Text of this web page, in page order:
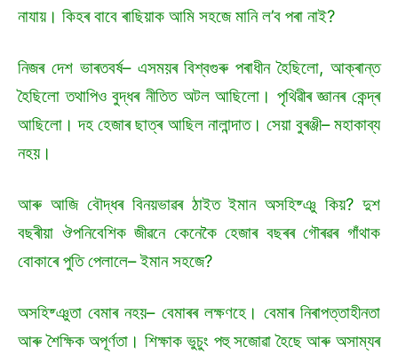
নাযায়। কিহৰ বাবে ৰাছিয়াক আমি সহজে মানি ল’ব পৰা নাই?
নিজৰ দেশ ভাৰতবৰ্ষ– এসময়ৰ বিশ্বগুৰু পৰাধীন হৈছিলো, আক্ৰান্ত
হৈছিলো তথাপিও বুদ্ধৰ নীতিত অটল আছিলো। পৃথিৱীৰ জ্ঞানৰ কেন্দ্ৰ
আছিলো। দহ হেজাৰ ছাত্ৰ আছিল নালান্দাত। সেয়া বুৰঞ্জী– মহাকাব্য
নহয়।
আৰু আজি বৌদ্ধৰ বিনয়ভাৱৰ ঠাইত ইমান অসহিষ্ঞু কিয়? দুশ
বছৰীয়া ঔপনিবেশিক জীৱনে কেনেকৈ হেজাৰ বছৰৰ গৌৰৱৰ গাঁথাক
বোকাৰে পুতি পেলালে– ইমান সহজে?
অসহিষ্ঞুতা বেমাৰ নহয়– বেমাৰৰ লক্ষণহে। বেমাৰ নিৰাপত্তাহীনতা
আৰু শৈক্ষিক অপূৰ্ণতা। শিক্ষাক ভুচুং পহু সজোৱা হৈছে আৰু অসাম্যৰ